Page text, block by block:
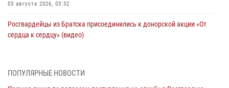
03 августа 2026, 03:32
Росгвардейцы из Братска присоединились к донорской акции «От
сердца к сердцу» (видео)
Сотрудники Росгвардии нашли и вернули родственникам
ПОПУЛЯРНЫЕ НОВОСТИ